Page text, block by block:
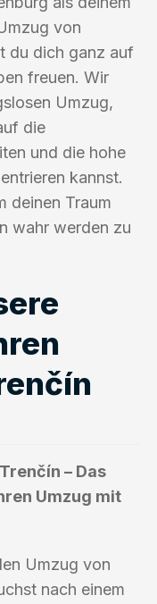
von
du dich ganz auf
freuen. Wir
Umzug,
die
und die hohe
kannst.
deinen Traum
wahr werden zu
– Das
Umzug mit
Umzug von
nach einem